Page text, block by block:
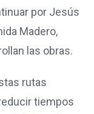
por Jesús
Madero,
las obras.
rutas
tiempos